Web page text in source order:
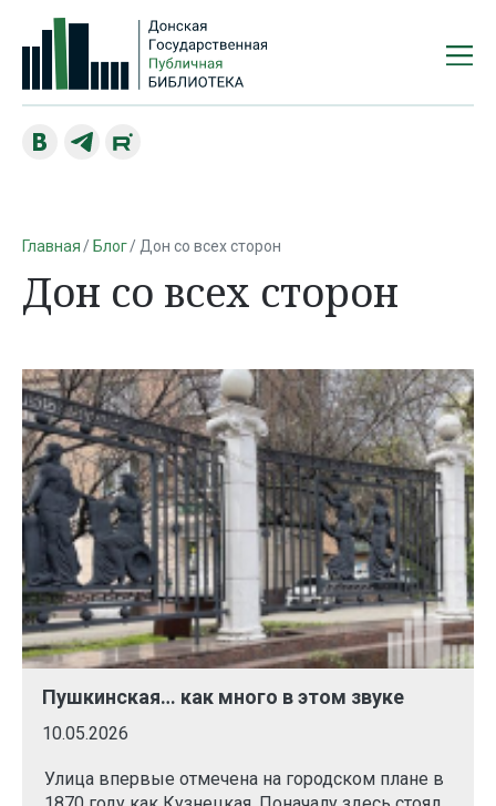
Главная Блог Дон со всех сторон
Дон со всех сторон
Пушкинская… как много в этом звуке
10.05.2026
Улица впервые отмечена на городском плане в